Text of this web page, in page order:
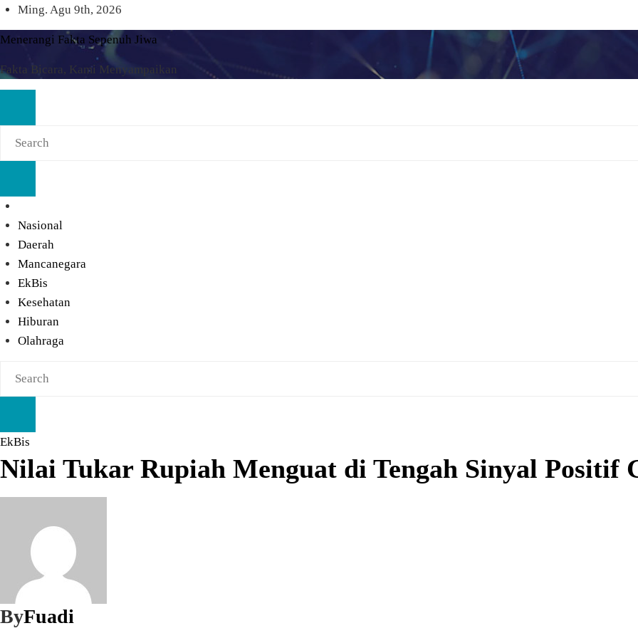
Skip
to
content
Ming. Agu 9th, 2026
Menerangi Fakta Sepenuh Jiwa
Fakta Bicara, Kami Menyampaikan
Nasional
Daerah
Mancanegara
EkBis
Kesehatan
Hiburan
Olahraga
EkBis
Nilai Tukar Rupiah Menguat di Tengah Sinyal Positif
ByFuadi